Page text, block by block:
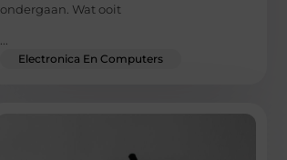
ondergaan. Wat ooit
Electronica En Computers